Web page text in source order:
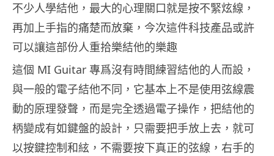
不少人學結他，最大的心理關口就是按不緊炫線，
再加上手指的痛楚而放棄，今次這件科技產品或許
可以讓這部份人重拾樂結他的樂趣
這個 MI Guitar 專爲沒有時間練習結他的人而設，
與一般的電子結他不同，它基本上不是使用弦線震
動的原理發聲，而是完全透過電子操作，把結他的
柄變成有如鍵盤的設計，只需要把手放上去，就可
以按鍵控制和絃，不需要按下真正的弦線，右手的